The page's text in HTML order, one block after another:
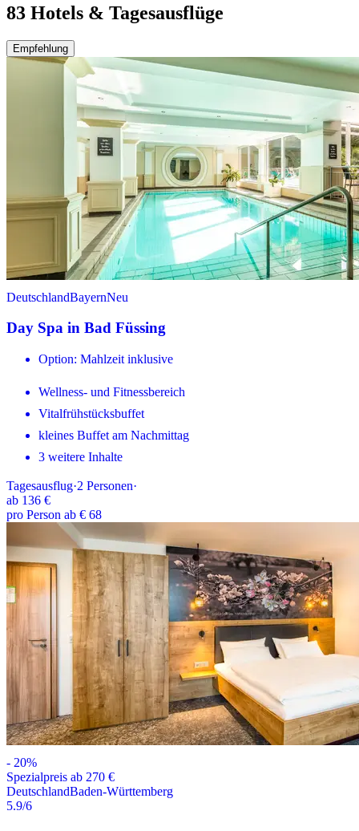
83 Hotels & Tagesausflüge
Empfehlung
DeutschlandBayernNeu
Day Spa in Bad Füssing
Option: Mahlzeit inklusive
Wellness- und Fitnessbereich
Vitalfrühstücksbuffet
kleines Buffet am Nachmittag
3 weitere Inhalte
Tagesausflug·2 Personen·
ab 136 €
pro Person ab € 68
- 20%
Spezialpreis ab 270 €
DeutschlandBaden-Württemberg
5.9/6